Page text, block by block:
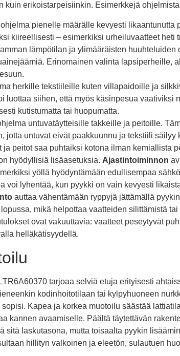
kuin erikoistarpeisiinkin. Esimerkkejä
pienelle määrälle kevyesti likaantunutta
kiireellisesti – esimerkiksi urheiluvaatteet heti
lämpötilan ja ylimääräisten huuhteluiden
Erinomainen valinta lapsiperheille,
herkille tekstiileille kuten villapaidoille ja
luottaa siihen, että myös käsinpesua vaativiksi
kutistumatta tai huopumatta.
untuvatäytteisille takkeille ja peitoille.
jotta untuvat eivät paakkuunnu ja tekstiili säilyy
peitot saa puhtaiksi kotona ilman kemiallista
hyödyllisiä lisäasetuksia. Ajastintoiminnon
yöllä hyödyntämään edullisempaa
voi lyhentää, kun pyykki on vain kevyesti
auttaa vähentämään ryppyjä jättämällä
mikä helpottaa vaatteiden silittämistä
ovat vakuuttavia: vaatteet peseytyvät
helläkätisyydellä.
tarjoaa selviä etuja erityisesti
kodinhoitotilaan tai kylpyhuoneen
Kapea ja korkea muotoilu säästää
kannen avaamiselle. Päältä täytettävän
sitä laskutasona, mutta toisaalta pyykin
hillityn valkoinen ja eleetön, sulautuen